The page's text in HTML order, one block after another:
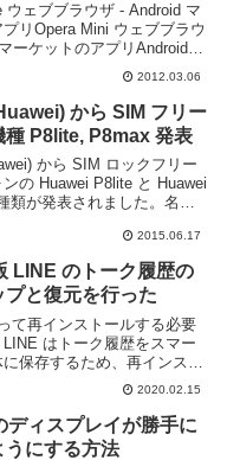
ウェブブラウザ - Android マ
リOpera Mini ウェブブラウ
ーケットのアプリAndroid
は二種類用意されてい
2012.03.06
から SIM フリー
種 P8lite, P8max 発表
から SIM ロックフリー
の Huawei P8lite と Huawei
類が発表されました。名前
はハイスペック...2015.06.17
LINE のトーク履歴の
プと復元を行った
て再インストールする必要
はトーク履歴をスマー
保存するため、再インスト
うと全て消えてしまう。それ
、LINE にはトーク履歴をバ
る機能が用意されている。
2020.02.15
ィスプレイが勝手に
うにする方法